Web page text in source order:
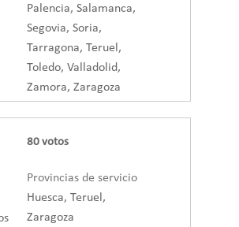
Palencia, Salamanca,
Segovia, Soria,
Tarragona, Teruel,
Toledo, Valladolid,
Zamora, Zaragoza
80votos
Provincias de servicio
Huesca, Teruel,
Zaragoza